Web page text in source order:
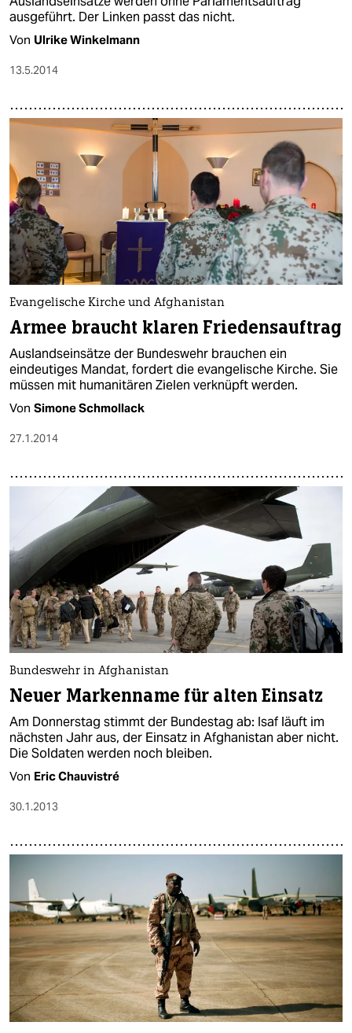
ausgeführt. Der Linken passt das nicht.
Von Ulrike Winkelmann
13.5.2014
Evangelische Kirche und Afghanistan
Armee braucht klaren Friedensauftrag
Auslandseinsätze der Bundeswehr brauchen ein
eindeutiges Mandat, fordert die evangelische Kirche. Sie
müssen mit humanitären Zielen verknüpft werden.
Von Simone Schmollack
27.1.2014
Bundeswehr in Afghanistan
Neuer Markenname für alten Einsatz
Am Donnerstag stimmt der Bundestag ab: Isaf läuft im
nächsten Jahr aus, der Einsatz in Afghanistan aber nicht.
Die Soldaten werden noch bleiben.
Von Eric Chauvistré
30.1.2013